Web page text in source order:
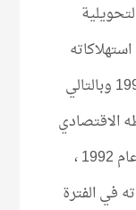
الوسطية في الفترة 1980 – 1992 وبالتالي
الاقتصادي
من 41% عام 1980 إلى 16% عام 1992 ،
في الفترة